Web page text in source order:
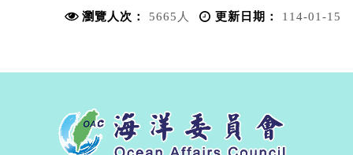
瀏覽人次： 5665人 更新日期： 114-01-15